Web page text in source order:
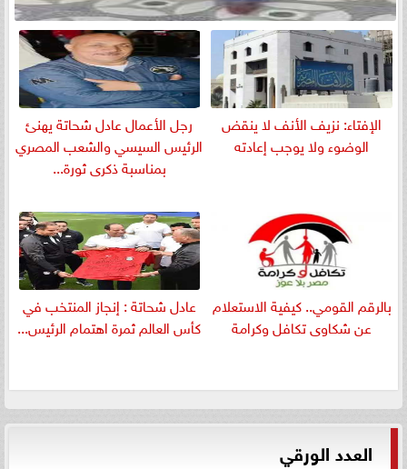
الإفتاء: نزيف الأنف لا ينقض
الوضوء ولا يوجب إعادته
رجل الأعمال عادل شحاتة يهنئ
الرئيس السيسي والشعب المصري
بمناسبة ذكرى ثورة...
بالرقم القومي.. كيفية الاستعلام
عن شكاوى تكافل وكرامة
عادل شحاتة : إنجاز المنتخب في
كأس العالم ثمرة اهتمام الرئيس...
العدد الورقي